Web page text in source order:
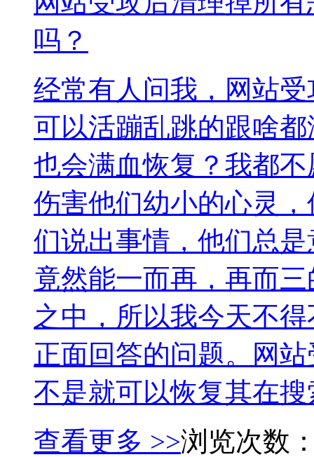
吗？
经常有人问我，网站
可以活蹦乱跳的跟啥
也会满血恢复？我都
伤害他们幼小的心灵
们说出事情，他们总
竟然能一而再，再而
之中，所以我今天不
正面回答的问题。网
不是就可以恢复其在搜
查看更多 >>浏览次数